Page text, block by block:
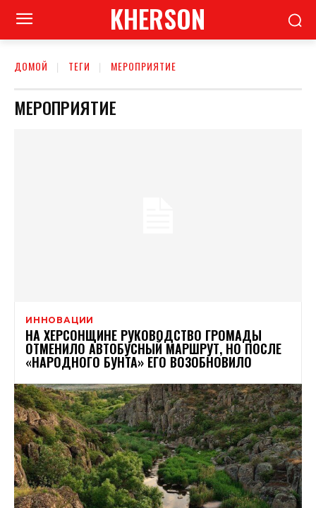
KHERSON
ДОМОЙ ТЕГИ МЕРОПРИЯТИЕ
МЕРОПРИЯТИЕ
ИННОВАЦИИ
НА ХЕРСОНЩИНЕ РУКОВОДСТВО ГРОМАДЫ
ОТМЕНИЛО АВТОБУСНЫЙ МАРШРУТ, НО ПОСЛЕ
«НАРОДНОГО БУНТА» ЕГО ВОЗОБНОВИЛО